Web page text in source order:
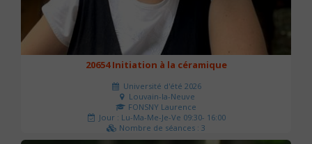
20654 Initiation à la céramique
Université d'été 2026
Louvain-la-Neuve
FONSNY Laurence
Jour : Lu-Ma-Me-Je-Ve 09:30- 16:00
Nombre de séances : 3
190 €